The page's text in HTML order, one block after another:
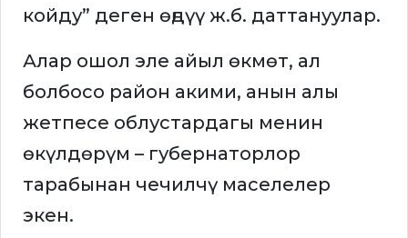
койду” деген өңдүү ж.б. даттануулар.
Алар ошол эле айыл өкмөт, ал
болбосо район акими, анын алы
жетпесе облустардагы менин
өкүлдөрүм – губернаторлор
тарабынан чечилчү маселелер
экен.